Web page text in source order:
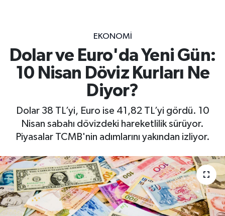
EKONOMİ
Dolar ve Euro'da Yeni Gün:
10 Nisan Döviz Kurları Ne
Diyor?
Dolar 38 TL’yi, Euro ise 41,82 TL’yi gördü. 10
Nisan sabahı dövizdeki hareketlilik sürüyor.
Piyasalar TCMB'nin adımlarını yakından izliyor.